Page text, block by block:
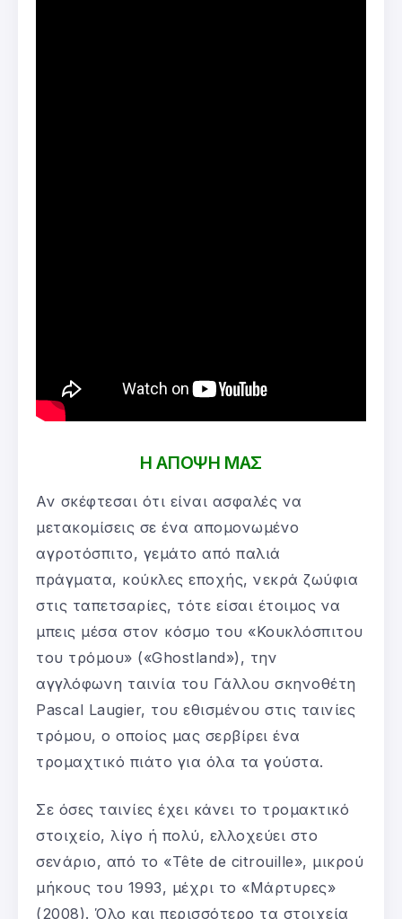
Η ΑΠΟΨΗ ΜΑΣ
Αν σκέφτεσαι ότι είναι ασφαλές να
μετακομίσεις σε ένα απομονωμένο
αγροτόσπιτο, γεμάτο από παλιά
πράγματα, κούκλες εποχής, νεκρά ζωύφια
στις ταπετσαρίες, τότε είσαι έτοιμος να
μπεις μέσα στον κόσμο του «Κουκλόσπιτου
του τρόμου» («Ghostland»), την
αγγλόφωνη ταινία του Γάλλου σκηνοθέτη
Pascal Laugier, του εθισμένου στις ταινίες
τρόμου, ο οποίος μας σερβίρει ένα
τρομαχτικό πιάτο για όλα τα γούστα.
Σε όσες ταινίες έχει κάνει το τρομακτικό
στοιχείο, λίγο ή πολύ, ελλοχεύει στο
σενάριο, από το «Tête de citrouille», μικρού
μήκους του 1993, μέχρι το «Μάρτυρες»
(2008). Όλο και περισσότερο τα στοιχεία